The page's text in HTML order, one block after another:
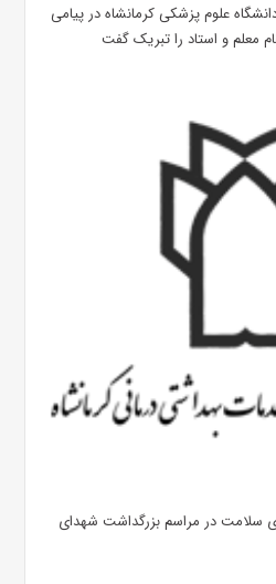
علوم پزشکی کرمانشاه در پیامی
معلم و استاد را تبریک گفت
سلامت در مراسم بزرگداشت شهدای